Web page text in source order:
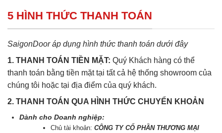
5 HÌNH THỨC THANH TOÁN
SaigonDoor áp dụng hình thức thanh toán dưới đây
1. THANH TOÁN TIỀN MẶT: Quý Khách hàng có thể
thanh toán bằng tiền mặt tại tất cả hệ thống showroom của
chúng tôi hoặc tại địa điểm của quý khách.
2. THANH TOÁN QUA HÌNH THỨC CHUYỂN KHOẢN
Dành cho Doanh nghiệp:
Chủ tài khoản:CÔNG TY CỔ PHẦN THƯƠNG MẠI